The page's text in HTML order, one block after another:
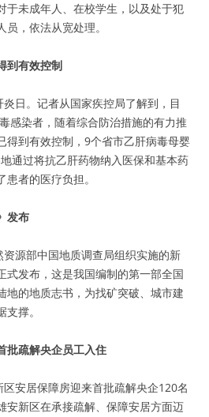
于未成年人、在校学生，以及处于犯
，依法从宽处理。
到有效控制
日。记者从国家疾控局了解到，目
感染者，随着综合防治措施的有力推
得到有效控制，9个省市乙肝病毒母婴
通过将抗乙肝药物纳入医保和基本药
者的医疗负担。
发布
源部中国地质调查局组织实施的新
式发布，这是我国编制的第一部全国
地的地质志书，为找矿突破、城市建
撑。
批疏解央企员工入住
安居保障房迎来首批疏解央企120名
安新区在承接疏解、保障安居方面迈